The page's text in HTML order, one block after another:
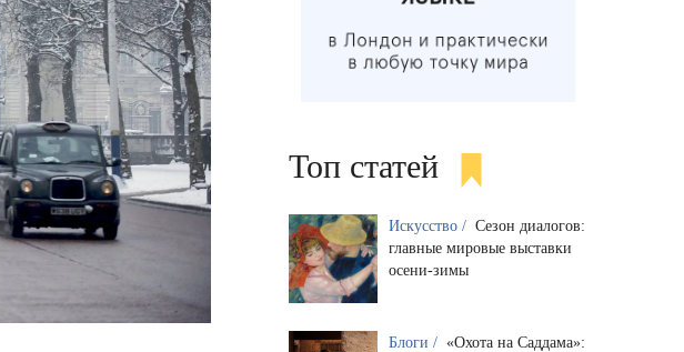
Топ статей
Искусство / Сезон диалогов:
главные мировые выставки
осени-зимы
Блоги / «Охота на Саддама»: